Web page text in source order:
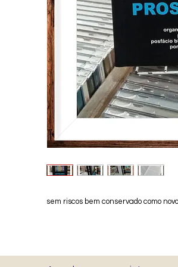
sem riscos bem conservado como novo